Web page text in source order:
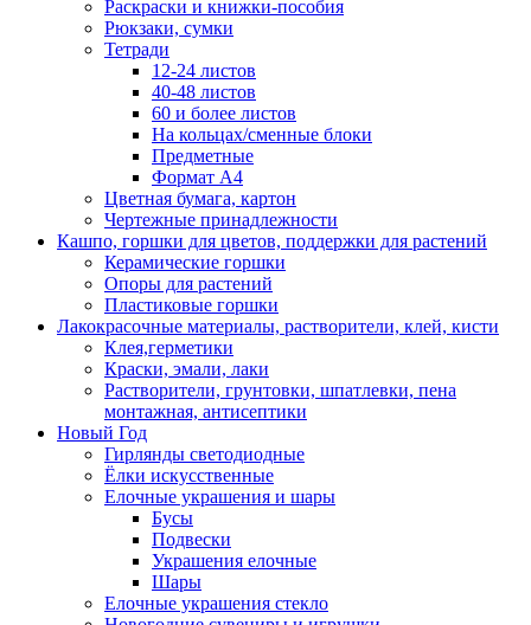
Раскраски и книжки-пособия
Рюкзаки, сумки
Тетради
12-24 листов
40-48 листов
60 и более листов
На кольцах/сменные блоки
Предметные
Формат А4
Цветная бумага, картон
Чертежные принадлежности
Кашпо, горшки для цветов, поддержки для растений
Керамические горшки
Опоры для растений
Пластиковые горшки
Лакокрасочные материалы, растворители, клей, кисти
Клея,герметики
Краски, эмали, лаки
Растворители, грунтовки, шпатлевки, пена
монтажная, антисептики
Новый Год
Гирлянды светодиодные
Ёлки искусственные
Елочные украшения и шары
Бусы
Подвески
Украшения елочные
Шары
Елочные украшения стекло